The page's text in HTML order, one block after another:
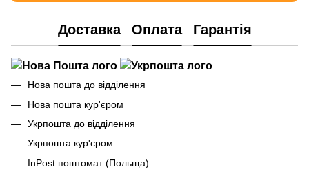
Доставка Оплата Гарантія
Нова пошта до відділення
Нова пошта кур'єром
Укрпошта до відділення
Укрпошта кур'єром
InPost поштомат (Польща)